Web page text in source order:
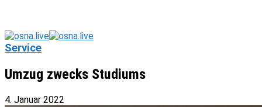
Service
Umzug zwecks Studiums
4. Januar 2022